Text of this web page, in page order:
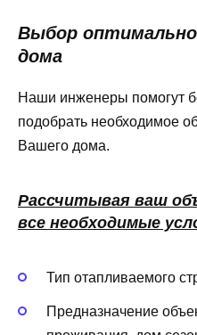
Выбор
дома
Наши инженеры помогут
подобрать необходимое
Вашего дома.
Рассчитывая ваш
все необходимые
Тип отапливаемого
Предназначение